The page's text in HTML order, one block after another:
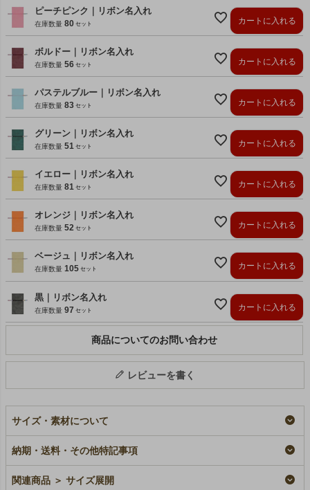
ピーチピンク｜リボン名入れ
在庫数量 80 カートに入れる
ボルドー｜リボン名入れ
在庫数量 56 カートに入れる
パステルブルー｜リボン名入れ
在庫数量 83 カートに入れる
グリーン｜リボン名入れ
在庫数量 51 カートに入れる
イエロー｜リボン名入れ
在庫数量 81 カートに入れる
オレンジ｜リボン名入れ
在庫数量 52 カートに入れる
ベージュ｜リボン名入れ
在庫数量 105 カートに入れる
黒｜リボン名入れ
在庫数量 97 カートに入れる
商品についてのお問い合わせ
レビューを書く
サイズ・素材について
納期・送料・その他特記事項
関連商品 ＞ サイズ展開